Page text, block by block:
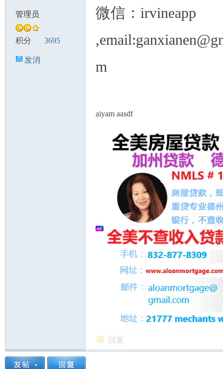
管理员
积分 3695
发消
微信：irvineapp
m
aiyam aasdf
回复